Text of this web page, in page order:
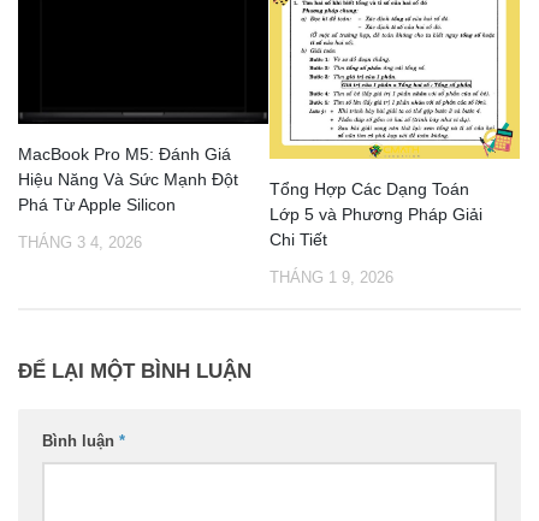
MacBook Pro M5: Đánh Giá
Hiệu Năng Và Sức Mạnh Đột
Phá Từ Apple Silicon
THÁNG 3 4, 2026
Tổng Hợp Các Dạng Toán
Lớp 5 và Phương Pháp Giải
Chi Tiết
THÁNG 1 9, 2026
ĐỂ LẠI MỘT BÌNH LUẬN
Bình luận *